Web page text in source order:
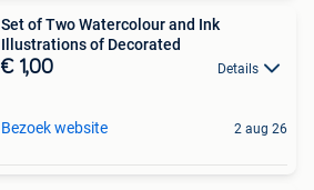
Set of Two Watercolour and Ink
Illustrations of Decorated
€ 1,00 Details
Bezoek website 2 aug 26